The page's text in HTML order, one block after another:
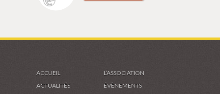
ACCUEIL
L’ASSOCIATION
ACTUALITÉS
ÉVÈNEMENTS